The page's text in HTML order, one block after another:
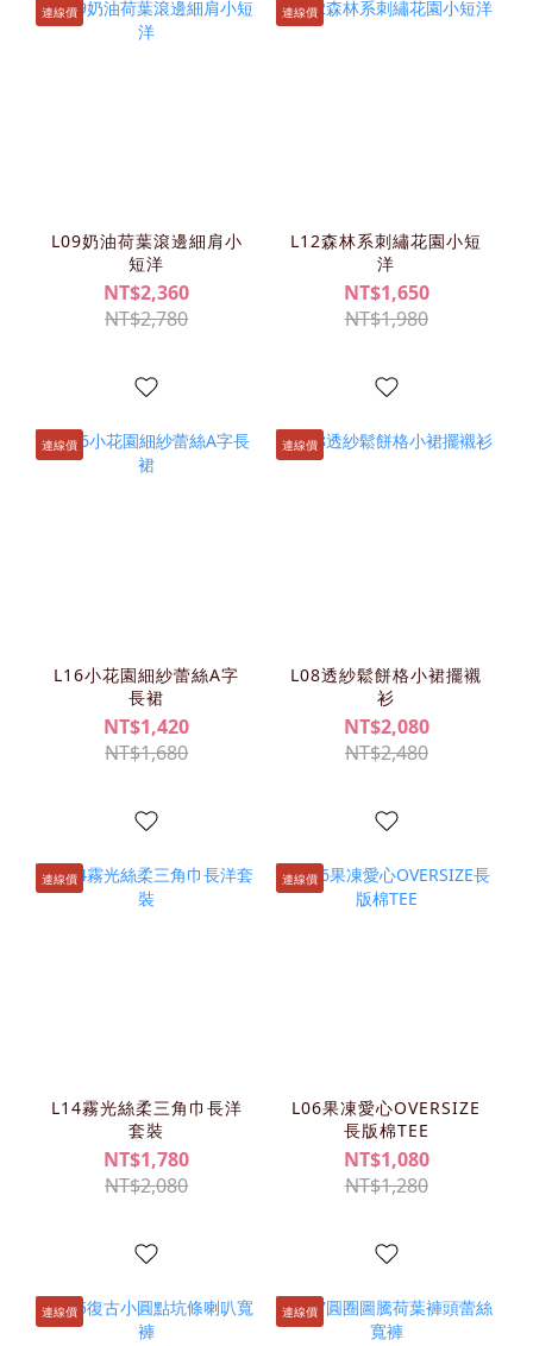
連線價
L09奶油荷葉滾邊細肩小
短洋
NT$2,360
NT$2,780
連線價
L12森林系刺繡花園小短
洋
NT$1,650
NT$1,980
連線價
L16小花園細紗蕾絲A字
長裙
NT$1,420
NT$1,680
連線價
L08透紗鬆餅格小裙擺襯
衫
NT$2,080
NT$2,480
連線價
L14霧光絲柔三角巾長洋
套裝
NT$1,780
NT$2,080
連線價
L06果凍愛心OVERSIZE
長版棉TEE
NT$1,080
NT$1,280
連線價 連線價